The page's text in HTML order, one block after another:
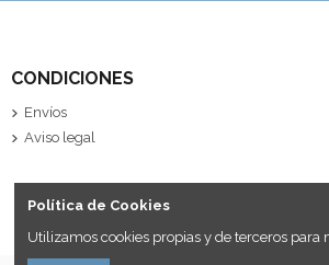
CONDICIONES
Envíos
Aviso legal
Política de Cookies
Utilizamos cookies propias y de terceros